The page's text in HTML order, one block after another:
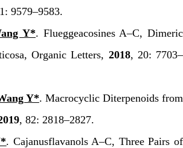
: 9579–9583.
Y*. Flueggeacosines A–C, Dimeric
,Organic Letters, 2018, 20: 7703–
Y*. Macrocyclic Diterpenoids from
,82: 2818–2827.
. Cajanusflavanols A–C, Three Pairs of